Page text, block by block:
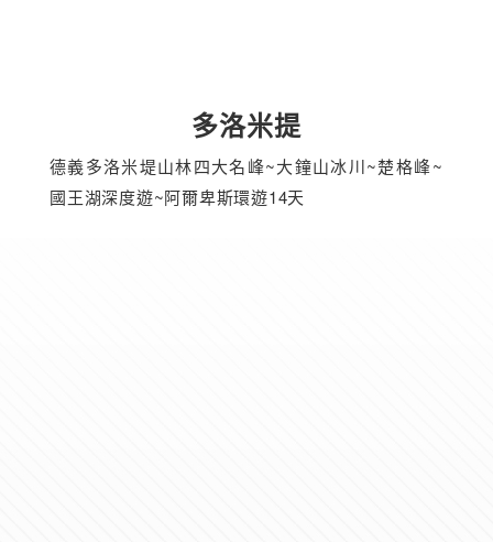
多洛米提
德義多洛米堤山林四大名峰~大鐘山冰川~楚格峰~
國王湖深度遊~阿爾卑斯環遊14天